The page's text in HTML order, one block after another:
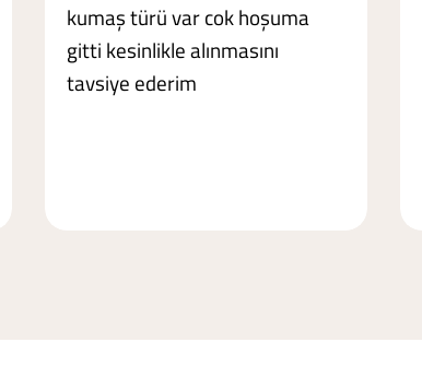
kumaş türü var cok hoşuma
gitti kesinlikle alınmasını
tavsiye ederim